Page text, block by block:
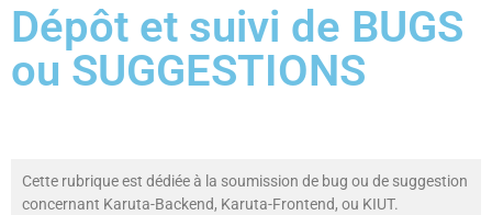
Dépôt et suivi de BUGS
ou SUGGESTIONS
Cette rubrique est dédiée à la soumission de bug ou de suggestion
concernant Karuta-Backend, Karuta-Frontend, ou KIUT.